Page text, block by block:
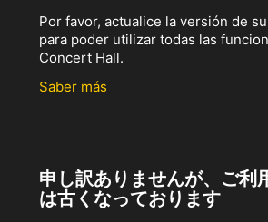
Por favor, actualice la versión de
para poder utilizar todas las
Concert Hall.
Saber más
申し訳ありませんが、ご利
は古くなっております